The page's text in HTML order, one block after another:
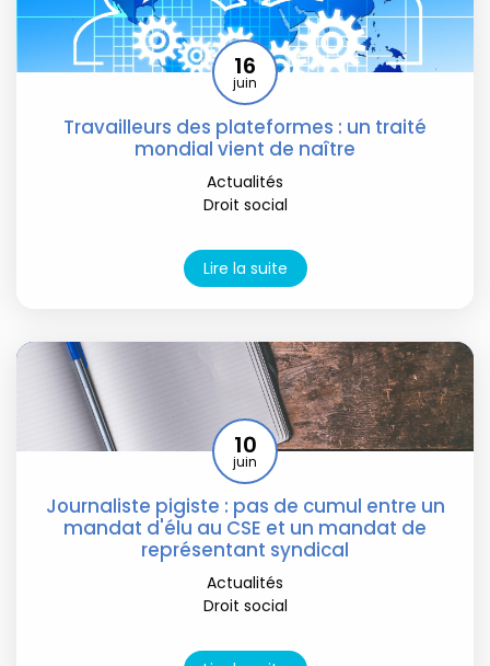
Travailleurs des plateformes : un traité
mondial vient de naître
16
juin
Actualités
Droit social
Lire la suite
Journaliste pigiste : pas de cumul entre un
mandat d'élu au CSE et un mandat de
représentant syndical
10
juin
Actualités
Droit social